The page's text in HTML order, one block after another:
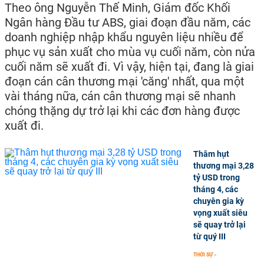
Theo ông Nguyễn Thế Minh, Giám đốc Khối
Ngân hàng Đầu tư ABS, giai đoạn đầu năm, các
doanh nghiệp nhập khẩu nguyên liệu nhiều để
phục vụ sản xuất cho mùa vụ cuối năm, còn nửa
cuối năm sẽ xuất đi. Vì vậy, hiện tại, đang là giai
đoạn cán cân thương mại 'căng' nhất, qua một
vài tháng nữa, cán cân thương mại sẽ nhanh
chóng thặng dự trở lại khi các đơn hàng được
xuất đi.
Thâm hụt
thương mại 3,28
tỷ USD trong
tháng 4, các
chuyên gia kỳ
vọng xuất siêu
sẽ quay trở lại
từ quý III
THỜI SỰ -